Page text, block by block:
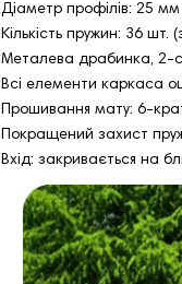
Діаметр профілів: 25 мм
Кількість пружин: 36 шт.
Металева драбинка, 2-
Всі елементи каркаса
Прошивання мату: 6-
Покращений захист
Вхід: закривається на